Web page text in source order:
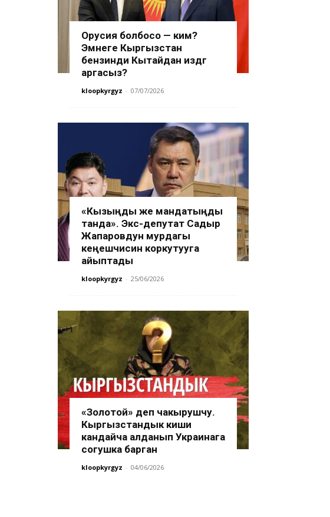
Орусия болбосо — ким?
Эмнеге Кыргызстан
бензинди Кытайдан издөөгө
аргасыз?
kloopkyrgyz - 07/07/2026
«Кызыңды же мандатыңды
танда». Экс-депутат Садыр
Жапаровдун мурдагы
кеңешчисин коркутууга
айыптады
kloopkyrgyz - 25/06/2026
«Золотой» деп чакырушчу.
Кыргызстандык киши
кандайча алданып Украинага
согушка барган
kloopkyrgyz - 04/06/2026